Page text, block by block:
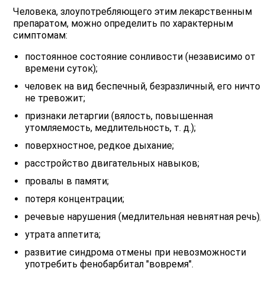
Человека, злоупотребляющего этим лекарственным
препаратом, можно определить по характерным
симптомам:
постоянное состояние сонливости (независимо от
времени суток);
человек на вид беспечный, безразличный, его ничто
не тревожит;
признаки летаргии (вялость, повышенная
утомляемость, медлительность, т. д.);
поверхностное, редкое дыхание;
расстройство двигательных навыков;
провалы в памяти;
потеря концентрации;
речевые нарушения (медлительная невнятная речь);
утрата аппетита;
развитие синдрома отмены при невозможности
употребить фенобарбитал "вовремя".